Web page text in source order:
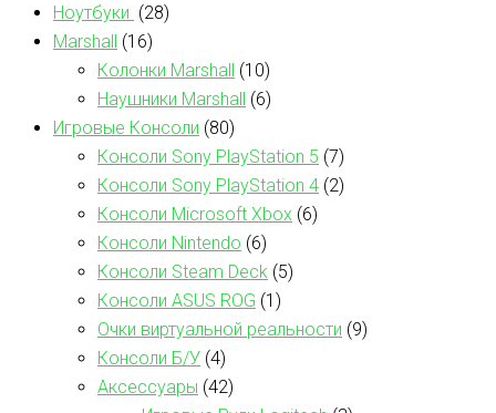
Ноутбуки (28)
Marshall (16)
Колонки Marshall (10)
Наушники Marshall (6)
Игровые Консоли (80)
Консоли Sony PlayStation 5 (7)
Консоли Sony PlayStation 4 (2)
Консоли Microsoft Xbox (6)
Консоли Nintendo (6)
Консоли Steam Deck (5)
Консоли ASUS ROG (1)
Очки виртуальной реальности (9)
Консоли Б/У (4)
Аксессуары (42)